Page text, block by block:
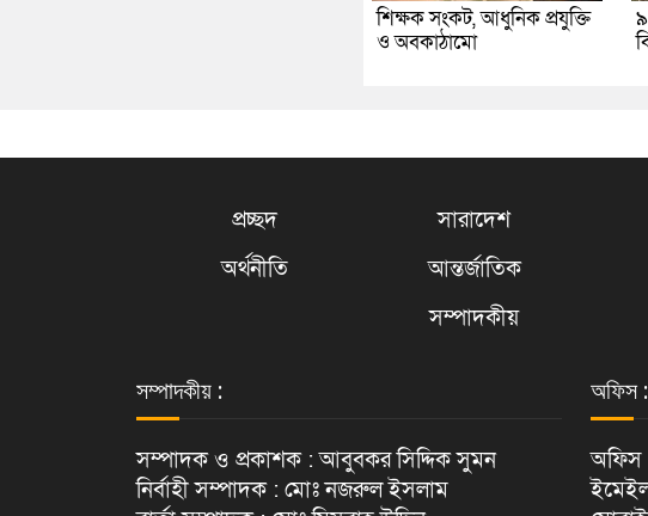
শিক্ষক সংকট, আধুনিক প্রযুক্তি
ও অবকাঠামো
প্রচ্ছদ সারাদেশ
অর্থনীতি
আন্তর্জাতিক
সম্পাদকীয়
সম্পাদকীয় :
সম্পাদক ও প্রকাশক : আবুবকর সিদ্দিক সুমন
নির্বাহী সম্পাদক : মোঃ নজরুল ইসলাম
অফিস :
অফিস